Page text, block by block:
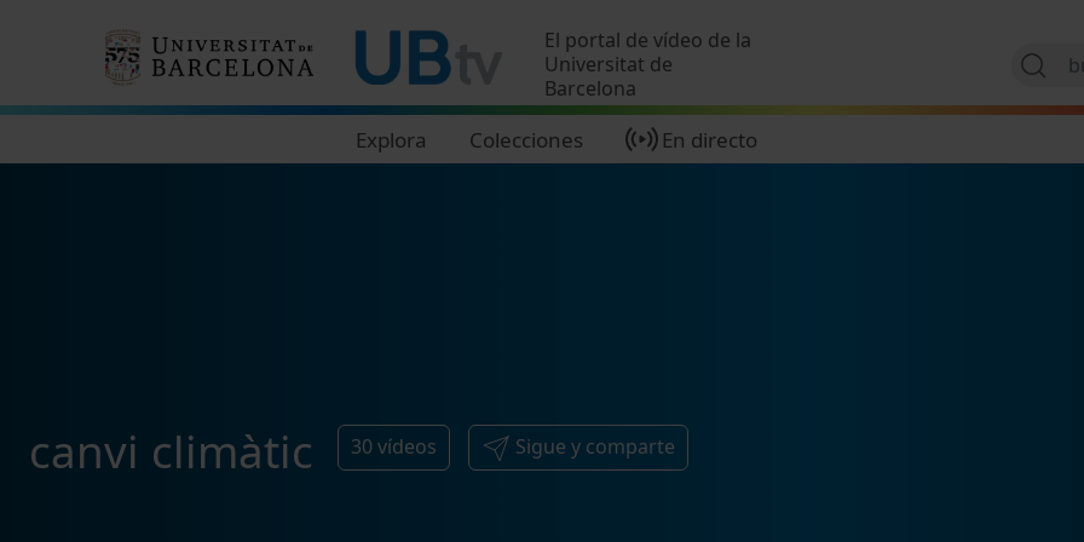
El portal de vídeo de la
Universitat de
Barcelona
Explora Colecciones En directo
canvi climàtic 30 vídeos Sigue y comparte